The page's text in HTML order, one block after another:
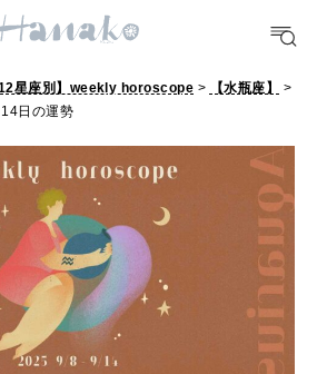
FOOD
おいしい
TRAVEL
どこ行く？
12星座別】weekly horoscope > 【水瓶座】
>
日の運勢